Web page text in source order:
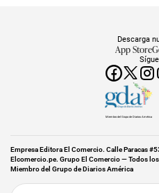
Descarga
App Store
Miembro del Grupo de Diarios América
Empresa Editora El Comercio. Calle Paracas
Elcomercio.pe. Grupo El Comercio — Todos
Miembro del Grupo de Diarios América